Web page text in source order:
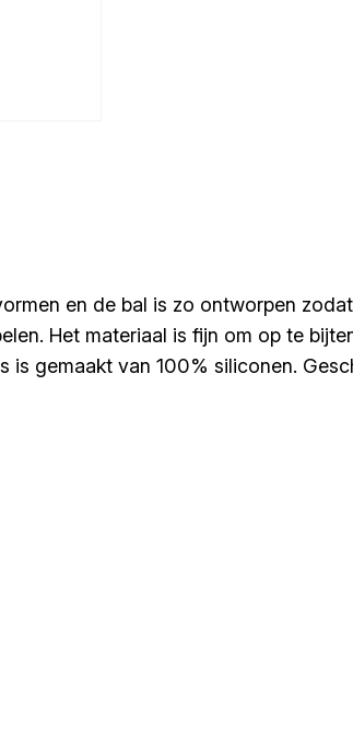
en de bal is zo ontworpen
Het materiaal is fijn om op te
is gemaakt van 100% siliconen.